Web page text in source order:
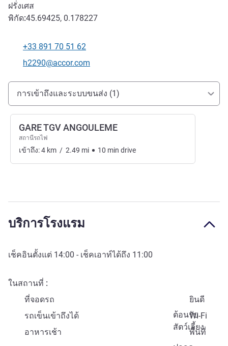
ฝรั่งเศส
พิกัด:45.69425, 0.178227
โทรศัพท์
+33 891 70 51 62
อีเมลติดต่อ
h2290@accor.com
การเข้าถึงและการเดินทาง
การเข้าถึงและระบบขนส่ง (1)
GARE TGV ANGOULEME
สถานีรถไฟ
เข้าถึง:4 km / 2.49 mi 10 min drive
บริการโรงแรม
เช็คอินตั้งแต่ 14:00 - เช็คเอาท์ได้ถึง 11:00
ในสถานที่
ที่จอดรถ
ยินดี
ต้อนรับ
สัตว์เลี้ยง
รถเข็นเข้าถึงได้
Wi-Fi
อาหารเช้า
พื้นที่